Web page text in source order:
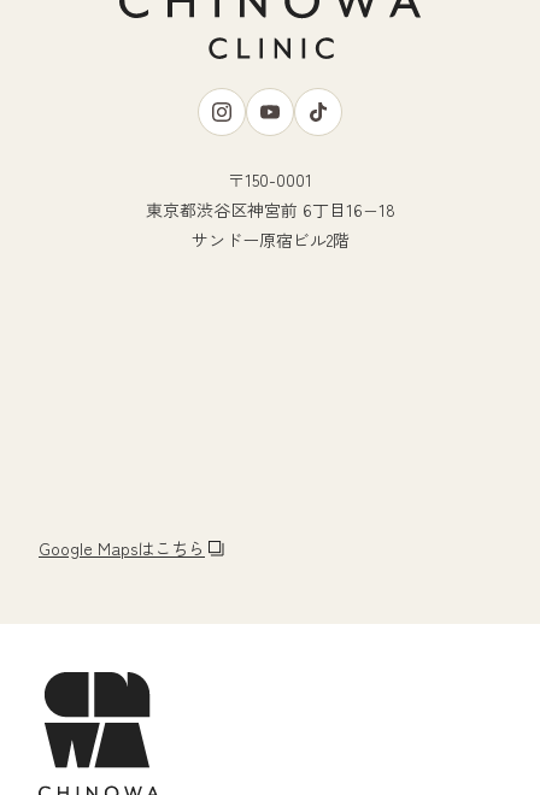
Google Mapsはこちら
〒150-0001
東京都渋谷区神宮前 6丁目16−18
サンドー原宿ビル2階